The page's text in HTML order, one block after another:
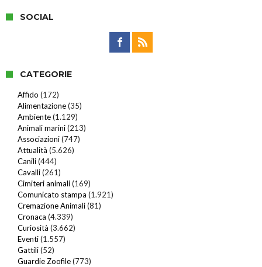
SOCIAL
CATEGORIE
Affido (172)
Alimentazione(35)
Ambiente(1.129)
Animali marini(213)
Associazioni(747)
Attualità (5.626)
Canili(444)
Cavalli(261)
Cimiteri animali(169)
Comunicato stampa (1.921)
Cremazione Animali(81)
Cronaca (4.339)
Curiosità (3.662)
Eventi(1.557)
Gattili(52)
Guardie Zoofile(773)